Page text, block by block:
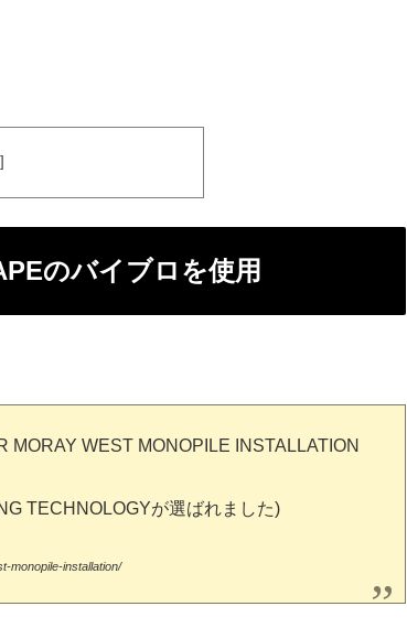
のバイブロを使用
WEST MONOPILE INSTALLATION
TECHNOLOGYが選ばれました)
monopile-installation/